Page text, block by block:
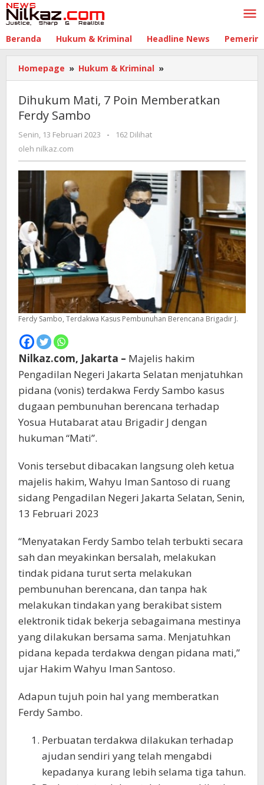
Lewati
ke
Beranda Hukum & Kriminal Headline News
Homepage » Hukum & Kriminal »
Mati,
Poin
Dihukum Mati, 7 Poin Memberatkan
Ferdy Sambo
Senin, 13 Februari 2023
oleh
-
162 Dilihat
oleh nilkaz.com
Ferdy Sambo, Terdakwa Kasus Pembunuhan Berencana Brigadir J.
Nilkaz.com, Jakarta – Majelis hakim
Pengadilan Negeri Jakarta Selatan menjatuhkan
pidana (vonis) terdakwa Ferdy Sambo kasus
dugaan pembunuhan berencana terhadap
Yosua Hutabarat atau Brigadir J dengan
hukuman “Mati”.
Vonis tersebut dibacakan langsung oleh ketua
majelis hakim, Wahyu Iman Santoso di ruang
sidang Pengadilan Negeri Jakarta Selatan, Senin,
13 Februari 2023
“Menyatakan Ferdy Sambo telah terbukti secara
sah dan meyakinkan bersalah, melakukan
tindak pidana turut serta melakukan
pembunuhan berencana, dan tanpa hak
melakukan tindakan yang berakibat sistem
elektronik tidak bekerja sebagaimana mestinya
yang dilakukan bersama sama. Menjatuhkan
pidana kepada terdakwa dengan pidana mati,”
ujar Hakim Wahyu Iman Santoso.
Adapun tujuh poin hal yang memberatkan
Ferdy Sambo.
Perbuatan terdakwa dilakukan terhadap
ajudan sendiri yang telah mengabdi
kepadanya kurang lebih selama tiga tahun.